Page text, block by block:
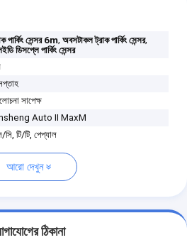
পার্কিং সেন্সর 6m,অবসটাকল ট্রাক পার্কিং সেন্সর,
ডিসপ্লে পার্কিং সেন্সর
সাপেক্ষ
Auto II MaxM
টি/টি, পেপ্যাল
আরো দেখুন
ঠিকানা